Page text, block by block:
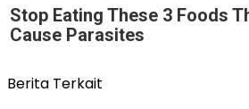
Stop Eating These 3 Foods
Cause Parasites
Berita Terkait